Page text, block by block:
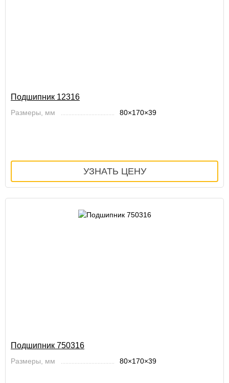
Подшипник 12316
Размеры, мм 80×170×39
Подшипник 750316
Размеры, мм 80×170×39